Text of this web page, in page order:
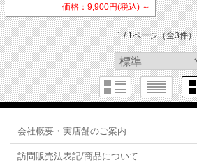
価格：9,900円(税込) ～
1 / 1ページ（全3件）
会社概要・実店舗のご案内
訪問販売法表記/商品について